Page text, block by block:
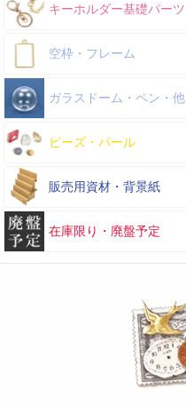
キーホルダー基礎パーツ
空枠・フレーム
ガラスドーム・ペン・他
ビーズ・パール
販売用資材・背景紙
在庫限り・廃盤予定